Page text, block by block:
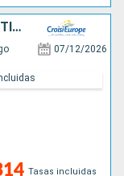
MAGIE DE NOËL, SAVEURS ET TRADITIONS DE L'AVENT EN CROISIÈRE SUR LE RHIN
07/12/2026
Tasas incluidas